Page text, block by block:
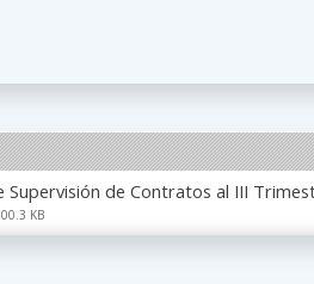
Supervisión de Contratos al III
KB